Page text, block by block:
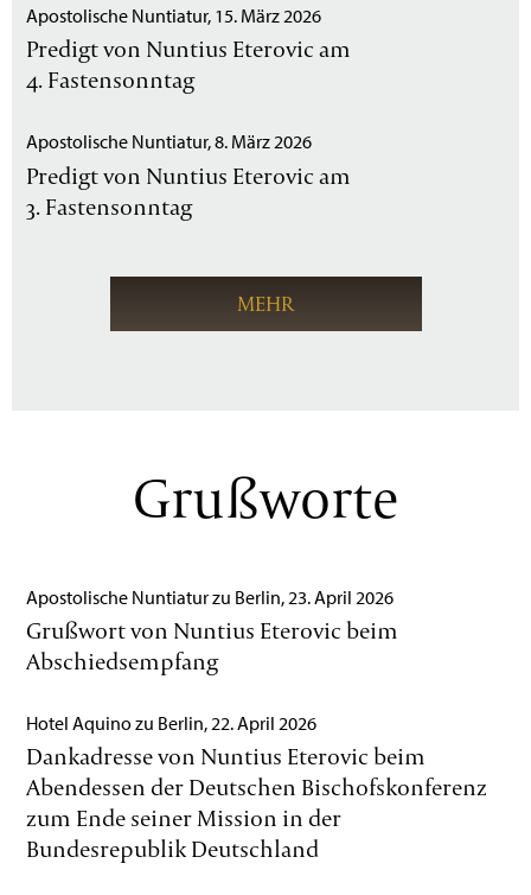
Apostolische Nuntiatur, 15. März 2026
Predigt von Nuntius Eterovic am
4. Fastensonntag
Apostolische Nuntiatur, 8. März 2026
Predigt von Nuntius Eterovic am
3. Fastensonntag
MEHR
Grußworte
Apostolische Nuntiatur zu Berlin, 23. April 2026
Grußwort von Nuntius Eterovic beim
Abschiedsempfang
Hotel Aquino zu Berlin, 22. April 2026
Dankadresse von Nuntius Eterovic beim
Abendessen der Deutschen Bischofskonferenz
zum Ende seiner Mission in der
Bundesrepublik Deutschland